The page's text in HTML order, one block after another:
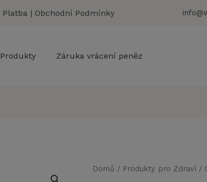
Platba | Obchodní Podmínky
Produkty Záruka vrácení peněz
Domů / Produkty pro Zdraví /
Ocuvit